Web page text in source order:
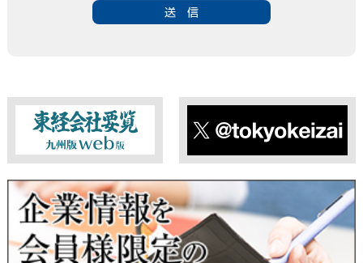
■個人情報の第三者提供について
■ 個人情報提供の任意性及び留意点
個人情報のご提供は任意ですが、必要な個人情報をご提供いた
だけなかった場合は、上記利用目的を達成できない場合があり
ますのでご了承ください。
当社は、本人が自己の個人情報について、通知・開示・訂正・
追加・削除・利用停止・提供停止の希望がございましたら、本
人または代理人の請求応じて、個人データの通知・開示・訂
正・追加・削除・利用停止・提供停止の請求に応じます。
受付方法は、本人確認資料（運転免許証、パスポート何れかの
東経会社要覧web版 X